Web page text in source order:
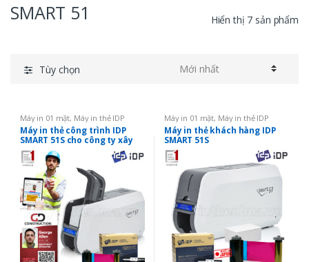
SMART 51 Hiển thị 7 sản phẩm
Tùy chọn
Máy in 01 mặt, Máy in thẻ IDP
SMART Máy in thẻ nhựa, SMART
51
Máy in thẻ công trình IDP
SMART 51S cho công ty xây
dựng
Máy in 01 mặt, Máy in thẻ IDP
SMART Máy in thẻ nhựa SMART
51
Máy in thẻ khách hàng IDP
SMART 51S